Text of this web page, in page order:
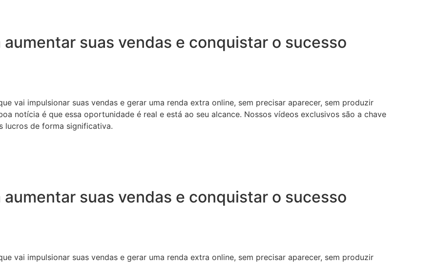
suas vendas e conquistar o sucesso
vai impulsionar suas vendas e gerar uma renda extra online, sem precisar aparecer, sem produzir
notícia é que essa oportunidade é real e está ao seu alcance. Nossos vídeos exclusivos são a chave
lucros de forma significativa.
suas vendas e conquistar o sucesso
vai impulsionar suas vendas e gerar uma renda extra online, sem precisar aparecer, sem produzir